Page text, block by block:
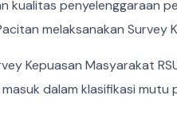
kualitas penyelenggaraan
melaksanakan Survey
Kepuasan Masyarakat
dalam klasifikasi mutu